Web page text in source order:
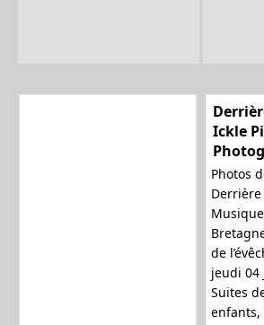
Ickle
Photos
de
jeudi 04
Suites
enfants,